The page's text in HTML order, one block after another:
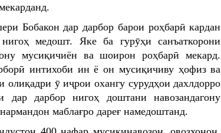
Бобакон дар дарбор барои роҳбарӣ кардан
медошт. Яке ба гурӯҳи санъаткорони
мусиқичиён ва шоирон роҳбарӣ мекард.
интихоби ин ё он мусиқичиву ҳофиз ва
ӯ иҷрои охангу сурудҳои дахлдорро
дарбор нигоҳ доштани навозандагону
маблағро дареғ намедоштанд.